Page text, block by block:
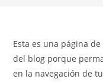
Esta es una página
del blog porque
en la navegación de